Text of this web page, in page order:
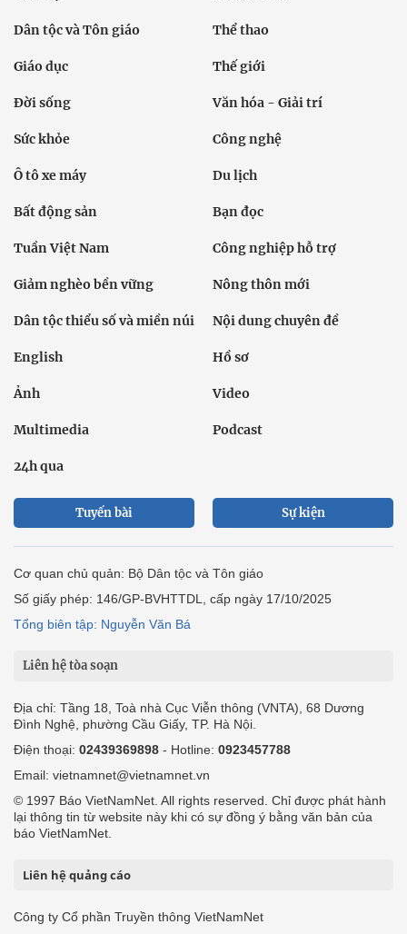
Dân tộc và Tôn giáo Thể thao
Giáo dục Thế giới
Đời sống Văn hóa - Giải trí
Sức khỏe Công nghệ
Ô tô xe máy Du lịch
Bất động sản Bạn đọc
Tuần Việt Nam Công nghiệp hỗ trợ
Giảm nghèo bền vững Nông thôn mới
Dân tộc thiểu số và miền núi Nội dung chuyên đề
English Hồ sơ
Ảnh Video
Multimedia Podcast
24h qua
Tuyến bài Sự kiện
Cơ quan chủ quản: Bộ Dân tộc và Tôn giáo
Số giấy phép: 146/GP-BVHTTDL, cấp ngày 17/10/2025
Tổng biên tập: Nguyễn Văn Bá
Liên hệ tòa soạn
Địa chỉ: Tầng 18, Toà nhà Cục Viễn thông (VNTA), 68 Dương
Đình Nghệ, phường Cầu Giấy, TP. Hà Nội.
Điện thoại: 02439369898 - Hotline: 0923457788
Email: vietnamnet@vietnamnet.vn
© 1997 Báo VietNamNet. All rights reserved. Chỉ được phát hành
lại thông tin từ website này khi có sự đồng ý bằng văn bản của
báo VietNamNet.
Liên hệ quảng cáo
Công ty Cổ phần Truyền thông VietNamNet